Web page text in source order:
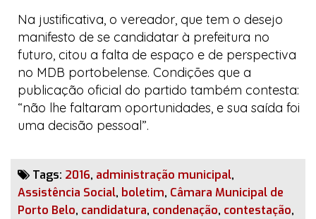
Na justificativa, o vereador, que tem o desejo
manifesto de se candidatar à prefeitura no
futuro, citou a falta de espaço e de perspectiva
no MDB portobelense. Condições que a
publicação oficial do partido também contesta:
“não lhe faltaram oportunidades, e sua saída foi
uma decisão pessoal”.
Tags: 2016, administração municipal,
Assistência Social, boletim, Câmara Municipal de
Porto Belo, candidatura, condenação, contestação,